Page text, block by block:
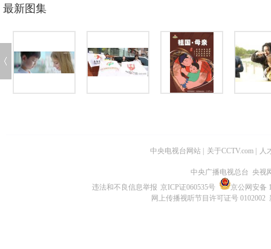
最新图集
中央电视台网站 关于CCTV.com 人
中央广播电视总台 央视
违法和不良信息举报 京ICP证060535号
京公网安备
网上传播视听节目许可证号 0102002